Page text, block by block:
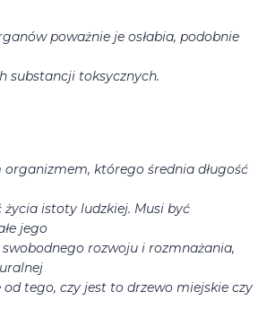
poważnie je osłabia, podobnie
substancji toksycznych.
organizmem, którego średnia długość
życia istoty ludzkiej. Musi być
jego
rozwoju i rozmnażania,
od tego, czy jest to drzewo miejskie czy